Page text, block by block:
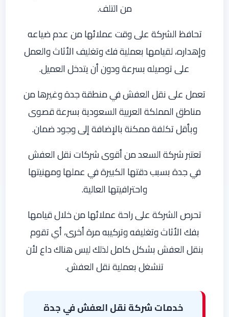
من التلف.
تحافظ الشركة على وقت عملائها من عدم ضياعه
وإهداره، لقيامها بعملية فك وتغليف الأثاث والعمل
على توصيله بسرعة ودون أن يتدخل العميل.
تعمل على نقل العفش في منطقة جدة وغيرها من
مناطق المملكة العربية السعودية بسرعة قصوى
وبأقل تكلفة ممكنة بالإضافة إلى وجود ضمان.
تعتبر شركة السعد من أقوى شركات نقل العفش
في جدة بسبب دقتها الكبيرة في عملها ومهنيتها
واحترافيتها العالية.
تحرص الشركة على راحة عملائها من خلال قيامها
بفك الأثاث وتغليفه وتركيبه مرة أخرى، أي تقوم
بنقل العفش بشكل كامل لذلك ليس هناك داع لأن
تنشغل بعملية نقل العفش.
خدمات شركة نقل العفش في جدة